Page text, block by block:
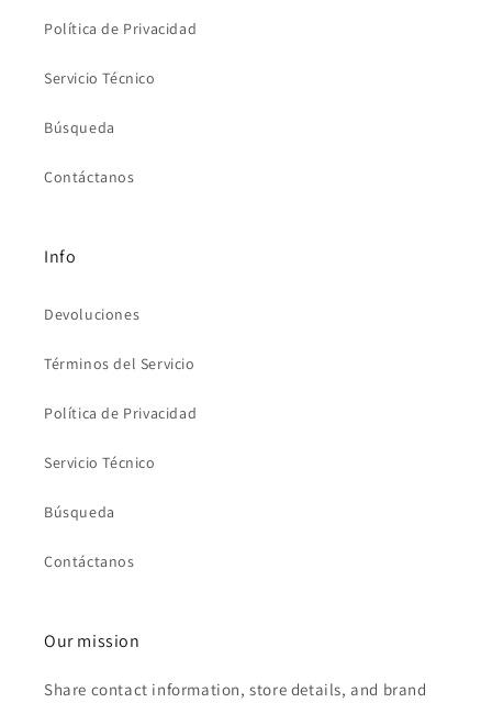
Política de Privacidad
Servicio Técnico
Búsqueda
Contáctanos
Info
Devoluciones
Términos del Servicio
Política de Privacidad
Servicio Técnico
Búsqueda
Contáctanos
Our mission
Share contact information, store details, and brand